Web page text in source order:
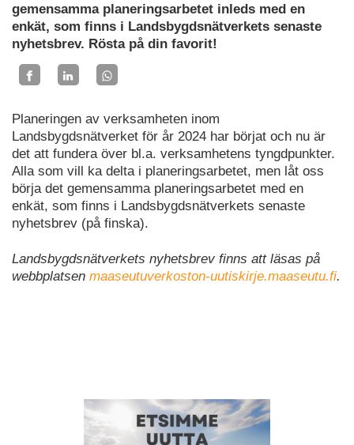
gemensamma planeringsarbetet inleds med en
enkät, som finns i Landsbygdsnätverkets senaste
nyhetsbrev. Rösta på din favorit!
Planeringen av verksamheten inom
Landsbygdsnätverket för år 2024 har börjat och nu är
det att fundera över bl.a. verksamhetens tyngdpunkter.
Alla som vill ka delta i planeringsarbetet, men låt oss
börja det gemensamma planeringsarbetet med en
enkät, som finns i Landsbygdsnätverkets senaste
nyhetsbrev (på finska).
Landsbygdsnätverkets nyhetsbrev finns att läsas på
webbplatsen maaseutuverkoston-uutiskirje.maaseutu.fi.